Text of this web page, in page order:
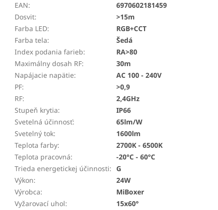
EAN:
6970602181459
Dosvit:
>15m
Farba LED:
RGB+CCT
Farba tela:
Šedá
Index podania farieb:
RA>80
Maximálny dosah RF:
30m
Napájacie napätie:
AC 100 - 240V
PF:
>0,9
RF:
2,4GHz
Stupeň krytia:
IP66
Svetelná účinnosť:
65lm/W
Svetelný tok:
1600lm
Teplota farby:
2700K - 6500K
Teplota pracovná:
-20°C - 60°C
Trieda energetickej účinnosti: G
Výkon:
24W
Výrobca:
MiBoxer
Vyžarovací uhol:
15x60°